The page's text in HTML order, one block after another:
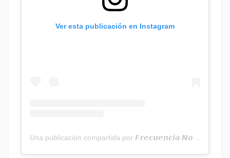
Ver esta publicación en Instagram